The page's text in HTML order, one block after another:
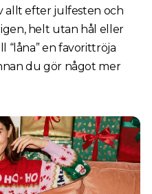
allt efter julfesten och
helt utan hål eller
“låna” en favorittröja
du gör något mer